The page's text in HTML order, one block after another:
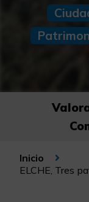
Inicio
ELCHE, Tres